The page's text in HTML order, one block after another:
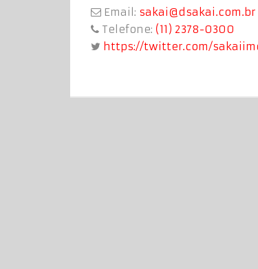
Email: sakai@dsakai.com.br
Telefone: (11) 2378-0300
https://twitter.com/